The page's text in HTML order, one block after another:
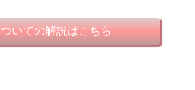
いての解説はこちら